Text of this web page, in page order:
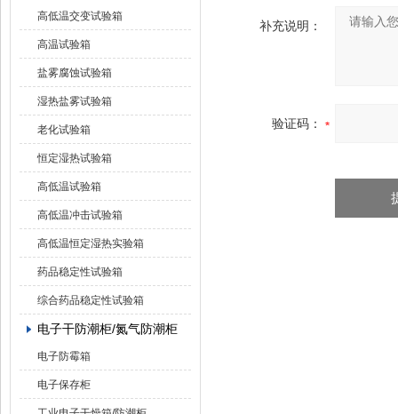
高低温交变试验箱
高温试验箱
盐雾腐蚀试验箱
湿热盐雾试验箱
老化试验箱
恒定湿热试验箱
高低温试验箱
高低温冲击试验箱
高低温恒定湿热实验箱
药品稳定性试验箱
综合药品稳定性试验箱
电子干防潮柜/氮气防潮柜
电子防霉箱
电子保存柜
补充说明：
验证码：